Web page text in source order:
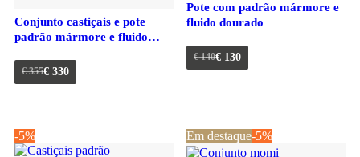
Conjunto castiçais e pote
padrão mármore e fluido
€355€ 330
Pote com padrão mármore e
fluido dourado
€140€ 130
-5% Em destaque-5%